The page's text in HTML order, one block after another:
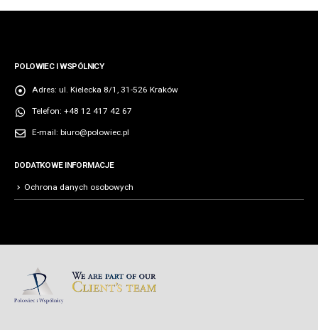
POLOWIEC I WSPÓLNICY
Adres: ul. Kielecka 8/1, 31-526 Kraków
Telefon: +48 12 417 42 67
E-mail: biuro@polowiec.pl
DODATKOWE INFORMACJE
Ochrona danych osobowych